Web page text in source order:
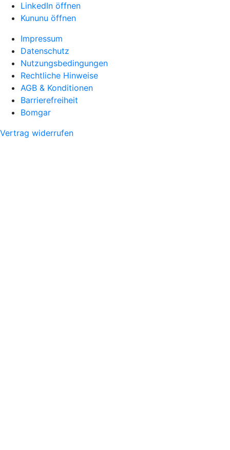
LinkedIn öffnen
Kununu öffnen
Impressum
Datenschutz
Nutzungsbedingungen
Rechtliche Hinweise
AGB & Konditionen
Barrierefreiheit
Bomgar
Vertrag widerrufen